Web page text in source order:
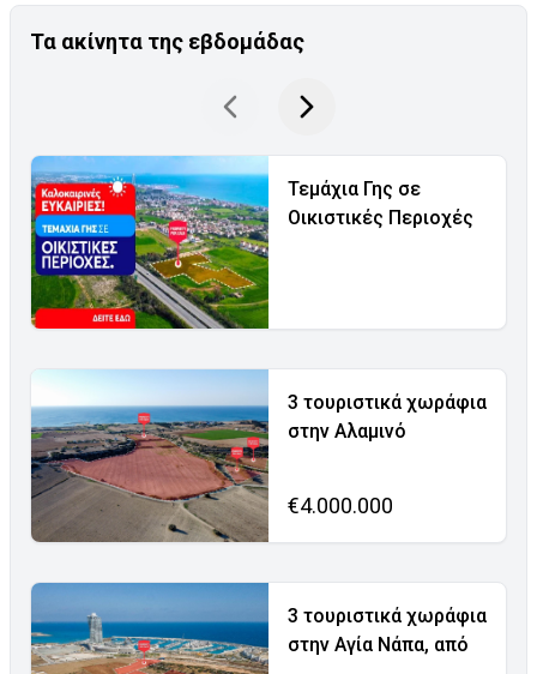
Τα ακίνητα της εβδομάδας
Τεμάχια Γης σε
Οικιστικές Περιοχές
3 τουριστικά χωράφια
στην Αλαμινό
€4.000.000
3 τουριστικά χωράφια
στην Αγία Νάπα, από